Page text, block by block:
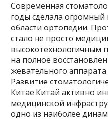
Современная
годы сделала
области ортопедии.
стало не просто
высокотехнологичным
на полное
жевательного аппарата
Развитие
Китае Китай активно
медицинской
одно из наиболее